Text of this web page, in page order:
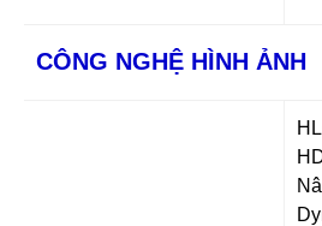
CÔNG NGHỆ HÌNH ẢNH